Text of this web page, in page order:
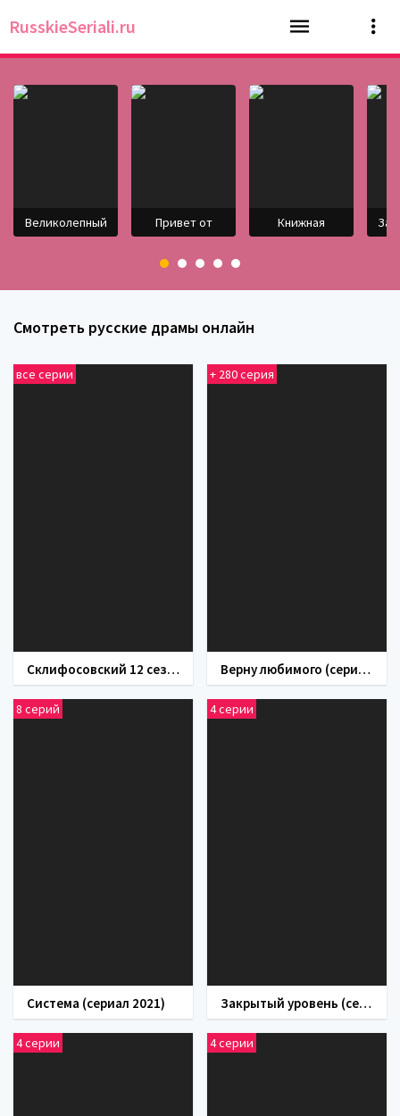
RusskieSeriali.ru
Великолепный Привет от Книжная
Смотреть русские драмы онлайн
все серии
Склифосовский 12 сезон
+ 280 серия
Верну любимого (сериал 2021)
8 серий
Система (сериал 2021)
4 серии
Закрытый уровень (сериал 2023)
4 серии 4 серии